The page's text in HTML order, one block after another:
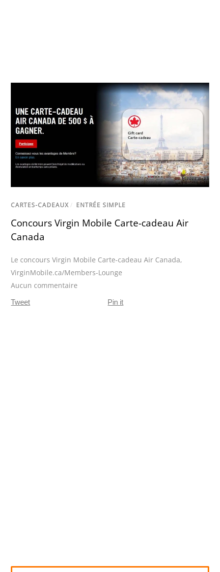
CARTES-CADEAUX / ENTRÉE SIMPLE
Concours Virgin Mobile Carte-cadeau Air
Canada
Le concours Virgin Mobile Carte-cadeau Air Canada,
VirginMobile.ca/Members-Lounge
Aucun commentaire
Tweet Pin it